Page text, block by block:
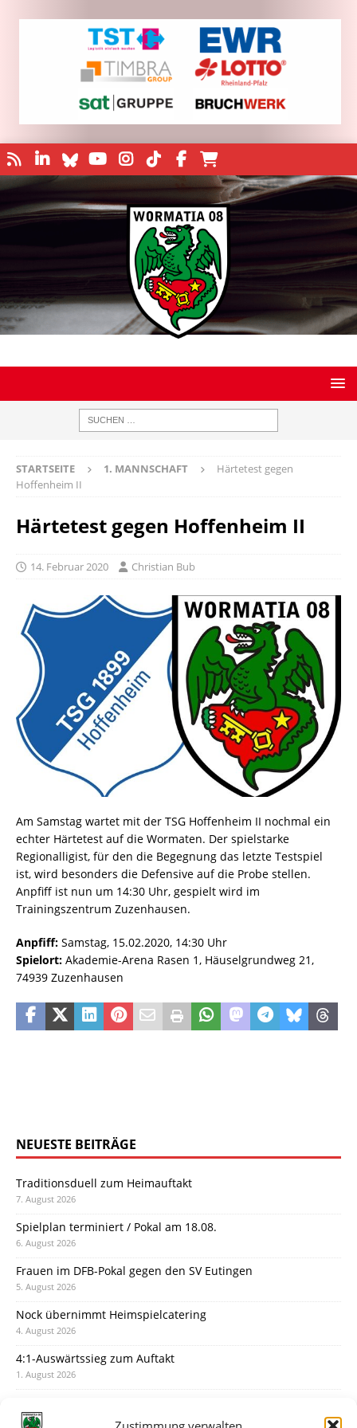
STARTSEITE 1. MANNSCHAFT
Härtetest gegen
Hoffenheim II
Härtetest gegen Hoffenheim II
14. Februar 2020 Christian Bub
Am Samstag wartet mit der TSG Hoffenheim II nochmal ein
echter Härtetest auf die Wormaten. Der spielstarke
Regionalligist, für den die Begegnung das letzte Testspiel
ist, wird besonders die Defensive auf die Probe stellen.
Anpfiff ist nun um 14:30 Uhr, gespielt wird im
Trainingszentrum Zuzenhausen.
Anpfiff: Samstag, 15.02.2020, 14:30 Uhr
Spielort: Akademie-Arena Rasen 1, Häuselgrundweg 21,
74939 Zuzenhausen
NEUESTE BEITRÄGE
Traditionsduell zum Heimauftakt
7. August 2026
Spielplan terminiert / Pokal am 18.08.
6. August 2026
Frauen im DFB-Pokal gegen den SV Eutingen
5. August 2026
Nock übernimmt Heimspielcatering
4. August 2026
4:1-Auswärtssieg zum Auftakt
1. August 2026
31. Juli 2026